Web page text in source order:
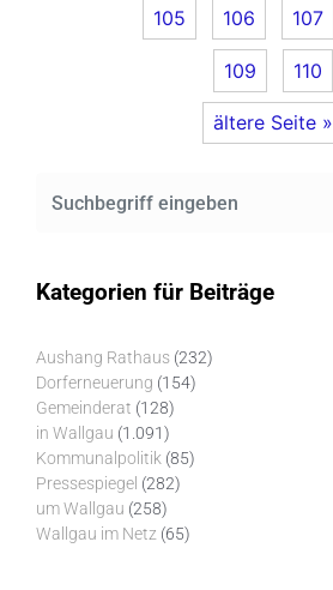
105 106 107
109 110
ältere Seite »
Kategorien für Beiträge
Aushang Rathaus (232)
Dorferneuerung (154)
Gemeinderat (128)
in Wallgau (1.091)
Kommunalpolitik (85)
Pressespiegel (282)
um Wallgau (258)
Wallgau im Netz (65)